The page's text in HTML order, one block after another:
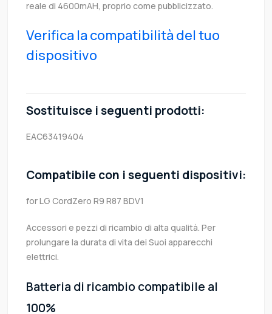
reale di 4600mAH, proprio come pubblicizzato.
Verifica la compatibilità del tuo
dispositivo
Sostituisce i seguenti prodotti:
EAC63419404
Compatibile con i seguenti dispositivi:
for LG CordZero R9 R87 BDV1
Accessori e pezzi di ricambio di alta qualità. Per
prolungare la durata di vita dei Suoi apparecchi
elettrici.
Batteria di ricambio compatibile al
100%